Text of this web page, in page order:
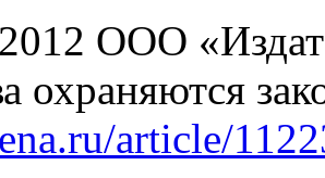
ООО
охраняются
article/